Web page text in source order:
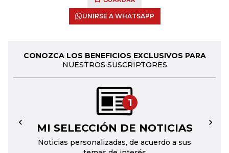
UNIRSE A WHATSAPP
CONOZCA LOS BENEFICIOS EXCLUSIVOS PARA
NUESTROS SUSCRIPTORES
1
MI SELECCIÓN DE NOTICIAS
Noticias personalizadas, de acuerdo a sus
← →